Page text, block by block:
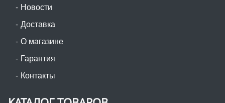
Новости
Доставка
О магазине
Гарантия
Контакты